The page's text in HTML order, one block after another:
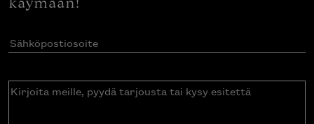
käymään!
Sähköpostiosoite(Pakollinen)
Kirjoita